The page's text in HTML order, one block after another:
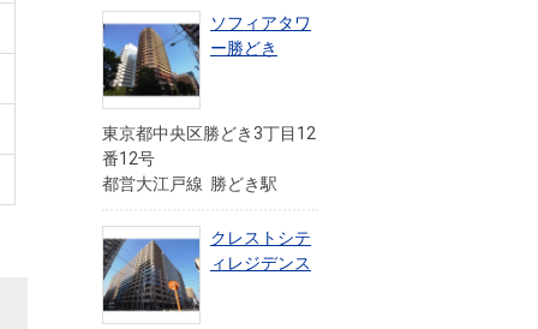
ソフィアタワ
ー勝どき
東京都中央区勝どき3丁目12
番12号
都営大江戸線 勝どき駅
クレストシテ
ィレジデンス